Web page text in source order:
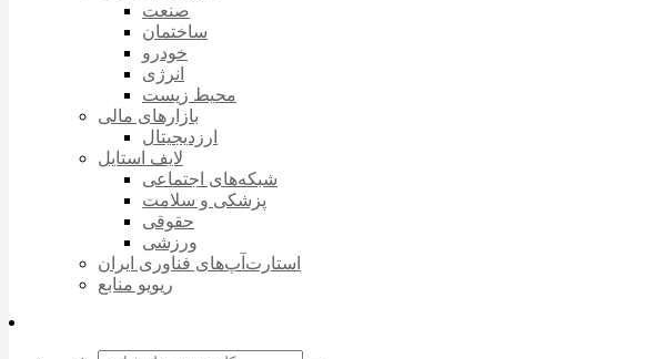
صنعت
ساختمان
خودرو
انرژی
محیط زیست
بازارهای مالی
ارزدیجیتال
لایف استایل
شبکه‌های اجتماعی
پزشکی و سلامت
حقوقی
ورزشی
استارت‌آپ‌های فناوری ایران
ریویو منابع